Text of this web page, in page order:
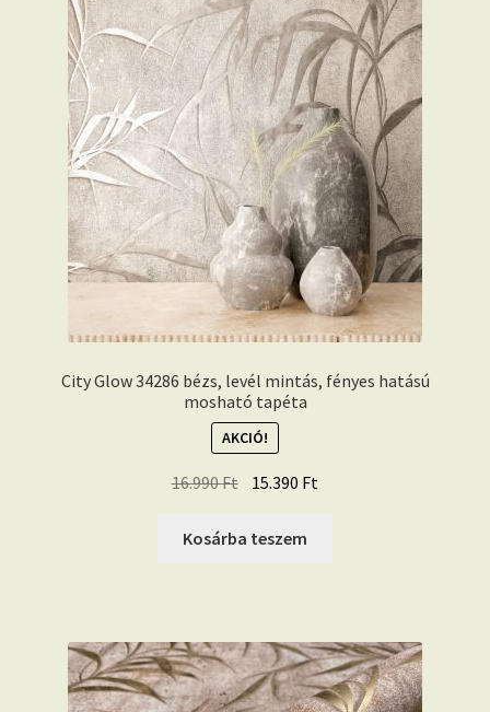
City Glow 34286 bézs, levél mintás, fényes hatású
mosható tapéta
AKCIÓ!
16.990Ft Original
was:
15.390 Ft
Kosárba teszem